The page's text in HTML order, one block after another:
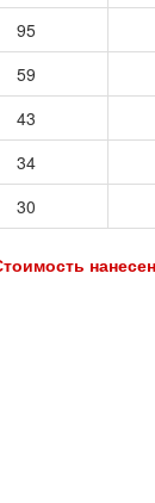
95
59
43
34
30